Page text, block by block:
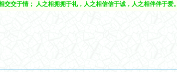
交于情； 人之相拥拥于礼，人之相信信于诚，人之相伴伴于爱。